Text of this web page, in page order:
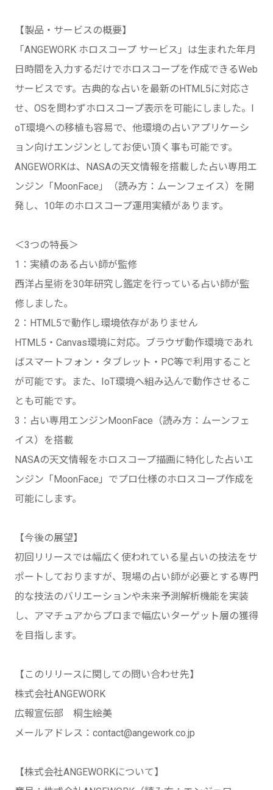
【製品・サービスの概要】
「ANGEWORK ホロスコープ サービス」は生まれた年月
日時間を入力するだけでホロスコープを作成できるWeb
サービスです。古典的な占いを最新のHTML5に対応さ
せ、OSを問わずホロスコープ表示を可能にしました。I
oT環境への移植も容易で、他環境の占いアプリケーシ
ョン向けエンジンとしてお使い頂く事も可能です。
ANGEWORKは、NASAの天文情報を搭載した占い専用エ
ンジン「MoonFace」（読み方：ムーンフェイス）を開
発し、10年のホロスコープ運用実績があります。
＜3つの特長＞
1：実績のある占い師が監修
西洋占星術を30年研究し鑑定を行っている占い師が監
修しました。
2：HTML5で動作し環境依存がありません
HTML5・Canvas環境に対応。ブラウザ動作環境であれ
ばスマートフォン・タブレット・PC等で利用すること
が可能です。また、IoT環境へ組み込んで動作させるこ
とも可能です。
3：占い専用エンジンMoonFace（読み方：ムーンフェ
イス）を搭載
NASAの天文情報をホロスコープ描画に特化した占いエ
ンジン「MoonFace」でプロ仕様のホロスコープ作成を
可能にします。
【今後の展望】
初回リリースでは幅広く使われている星占いの技法をサ
ポートしておりますが、現場の占い師が必要とする専門
的な技法のバリエーションや未来予測解析機能を実装
し、アマチュアからプロまで幅広いターゲット層の獲得
を目指します。
【このリリースに関しての問い合わせ先】
株式会社ANGEWORK
広報宣伝部 桐生絵美
メールアドレス：contact@angework.co.jp
【株式会社ANGEWORKについて】